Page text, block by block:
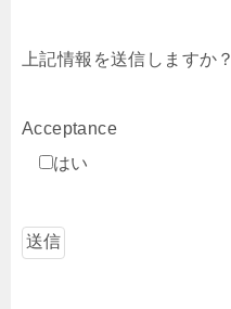
上記情報を送信しますか？
Acceptance
はい